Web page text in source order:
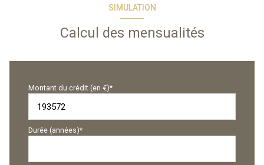
SIMULATION
Calcul des mensualités
Montant du crédit (en €)*
Durée (années)*